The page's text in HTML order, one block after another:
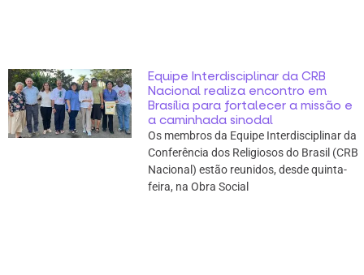
Equipe Interdisciplinar da CRB
Nacional realiza encontro em
Brasília para fortalecer a missão e
a caminhada sinodal
Os membros da Equipe Interdisciplinar da
Conferência dos Religiosos do Brasil (CRB
Nacional) estão reunidos, desde quinta-
feira, na Obra Social